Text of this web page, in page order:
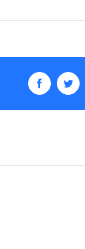
Facebook